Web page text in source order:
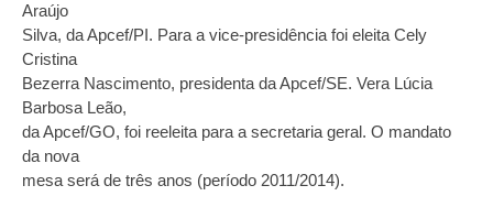
Araújo
Silva, da Apcef/PI. Para a vice-presidência foi eleita Cely
Cristina
Bezerra Nascimento, presidenta da Apcef/SE. Vera Lúcia
Barbosa Leão,
da Apcef/GO, foi reeleita para a secretaria geral. O mandato
da nova
mesa será de três anos (período 2011/2014).